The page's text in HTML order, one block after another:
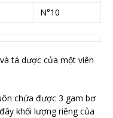
N°10
tá dược của một viên
chứa được 3 gam bơ
khối lượng riêng của